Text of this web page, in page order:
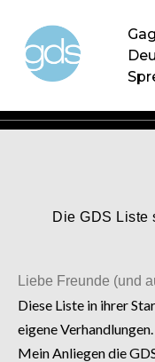
Die GDS Liste
Liebe Freunde (und
Diese Liste in ihrer
eigene Verhandlungen.
Mein Anliegen die